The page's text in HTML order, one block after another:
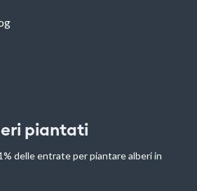
piantati
delle entrate per piantare alberi in